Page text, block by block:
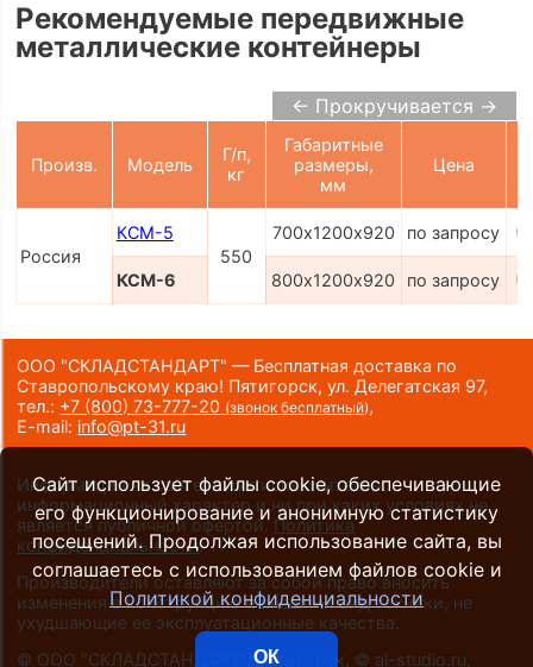
Рекомендуемые передвижные
металлические контейнеры
← Прокручивается →
Произв. Модель
Г/п,
кг
Габаритные
размеры,
мм
Цена
Россия
КСМ-5
550
700х1200х920 по запросу
КСМ-6 800х1200х920 по запросу
ООО "СКЛАДСТАНДАРТ" — Бесплатная доставка по
Ставропольскому краю! Пятигорск, ул. Делегатская 97,
тел.: +7 (800) 73-777-20 (звонок бесплатный),
E-mail: info@pt-31.ru
Информация на сайте носит исключительно
информационный характер и ни при каких условиях не
является публичной офертой. Политика
конфиденциальности.
Производители оставляют за собой право вносить
изменения в конструкцию и внешний вид техники, не
ухудшающие ее эксплуатационные качества.
© ООО "СКЛАДСТАНДАРТ", Пятигорск, © al-studio.ru,
Сайт использует файлы cookie, обеспечивающие
его функционирование и анонимную статистику
посещений. Продолжая использование сайта, вы
соглашаетесь с использованием файлов cookie и
Политикой конфиденциальности
ОК